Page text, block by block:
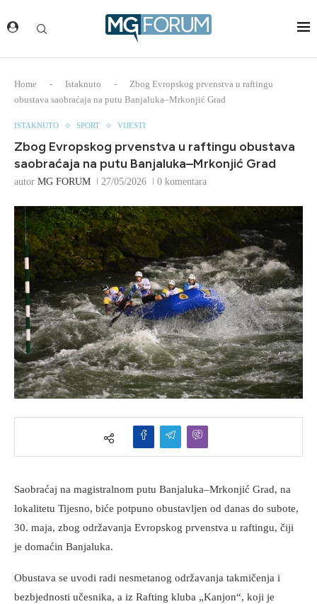
Home - Istaknuto -
Zbog Evropskog prvenstva u raftingu
obustava saobraćaja na putu Banjaluka–Mrkonjić Grad
ISTAKNUTO SPORT VIJESTI
Zbog Evropskog prvenstva u raftingu obustava
saobraćaja na putu Banjaluka–Mrkonjić Grad
autor MG FORUM 27/05/2026 0 komentara
Saobraćaj na magistralnom putu Banjaluka–Mrkonjić Grad, na
lokalitetu Tijesno, biće potpuno obustavljen od danas do subote,
30. maja, zbog održavanja Evropskog prvenstva u raftingu, čiji
je domaćin Banjaluka.
Obustava se uvodi radi nesmetanog održavanja takmičenja i
bezbjednosti učesnika, a iz Rafting kluba „Kanjon“, koji je